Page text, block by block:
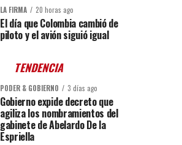
LA FIRMA 20 horas ago
El día que Colombia cambió de
piloto y el avión siguió igual
TENDENCIA
PODER & GOBIERNO 3 días ago
Gobierno expide decreto que
agiliza los nombramientos del
gabinete de Abelardo De la
Espriella